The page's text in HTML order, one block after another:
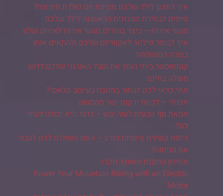
איך לתכנן לילד שלכם מסיבת יום הולדת מיוחדת?
טיפים לבחירת המכונית הראשונה לילד שלכם
מגשי אירוח – כיצד בוחרים מגשי אירוח לאירוע שלנו
איך לבחור פילטר לאקווריום שלכם ולהתאים אותו
בצורה המושלמת
קומפוסטר ביתי הופך את הזבל האורגני שלכם לדשן
מעולה בחינם
מתי כדאי לכם לבחור במטבח בעיצוב קלאסי?
תפוחי – לקנות ירקות ישר מהמשק
חמאת גוף טבעית לעור יבש – כיצד היא יכולה לעזור
לנו?
ניתוח קשירת צינורות הזרע – האם משתלם לכם לעבור
את הניתוח?
מחירון התקנת מאוורר תקרה
Power Your Mountain Biking with an Electric
Motor